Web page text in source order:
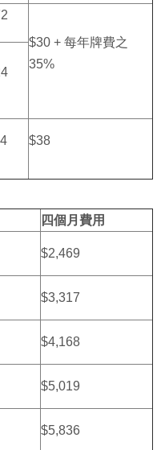
$30 + 每年牌費之
35%
$38
四個月費用
$2,469
$3,317
$4,168
$5,019
$5,836